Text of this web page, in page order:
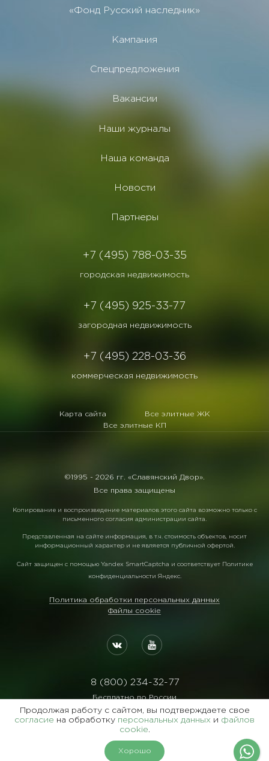
«Фонд Русский наследник»
Кампания
Спецпредложения
Вакансии
Наши журналы
Наша команда
Новости
Партнеры
+7 (495) 788-03-35
городская недвижимость
+7 (495) 925-33-77
загородная недвижимость
+7 (495) 228-03-36
коммерческая недвижимость
Карта сайта
Все элитные ЖК
Все элитные КП
©1995 - 2026 гг. «Славянский Двор».
Все права защищены
Копирование и воспроизведение материалов этого сайта возможно только с
письменного согласия администрации сайта.
Представленная на сайте информация, в т.ч. стоимость объектов, носит
информационный характер и не является публичной офертой.
Сайт защищен с помощью Yandex SmartCaptcha и соответствует Политике
конфиденциальности Яндекс.
Политика обработки персональных данных
Файлы cookie
8 (800) 234-32-77
Бесплатно по России
Реквизиты:
ООО Агентство "Славянский Двор"
Продолжая работу с сайтом, вы подтверждаете свое
согласие на обработку персональных данных и файлов
cookie.
Хорошо